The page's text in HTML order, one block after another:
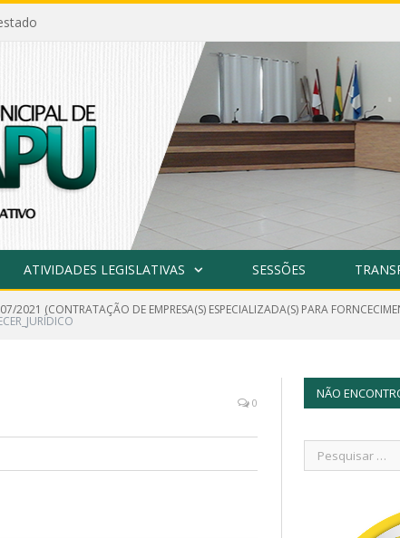
ATIVIDADES LEGISLATIVAS SESSÕES
2021 (CONTRATAÇÃO DE EMPRESA(S) ESPECIALIZADA(S) PARA
0
NÃO